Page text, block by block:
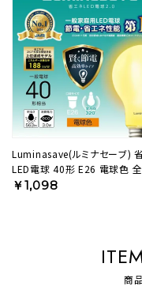
Luminasave(ルミナセーブ)
LED電球 40形 E26 電球色 全
イプ LSF-A40L 【SH】
￥1,098
商